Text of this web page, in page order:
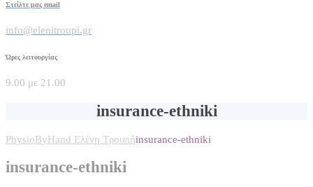
Στείλτε μας email
info@elenitroupi.gr
Ώρες λειτουργίας
9.00 με 21.00
insurance-ethniki
PhysioByHand Ελένη Τρουπήinsurance-ethniki
insurance-ethniki